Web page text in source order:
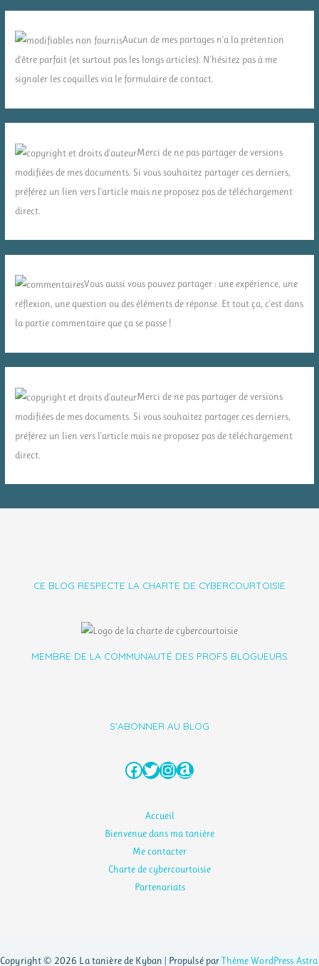
Aucun de mes partages n'a la prétention
d'être parfait (et surtout pas les longs articles). N'hésitez pas à me
signaler les coquilles via le formulaire de contact.
Merci de ne pas partager de versions
modifiées de mes documents. Si vous souhaitez partager ces derniers,
préférez un lien vers l'article mais ne proposez pas de téléchargement
direct.
Vous aussi vous pouvez partager : une expérience, une
réflexion, une question ou des éléments de réponse. Et tout ça, c'est dans
la partie commentaire que ça se passe !
Merci de ne pas partager de versions
modifiées de mes documents. Si vous souhaitez partager ces derniers,
préférez un lien vers l'article mais ne proposez pas de téléchargement
direct.
CE BLOG RESPECTE LA CHARTE DE CYBERCOURTOISIE
MEMBRE DE LA COMMUNAUTÉ DES PROFS BLOGUEURS
S'ABONNER AU BLOG
Facebook
Twitter
Instagram
Amazon
Accueil
Bienvenue dans ma tanière
Me contacter
Charte de cybercourtoisie
Partenariats
Copyright © 2026 La tanière de Kyban | Propulsé parThème WordPress Astra